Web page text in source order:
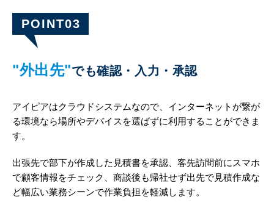
POINT03
"外出先"でも確認・入力・承認
アイピアはクラウドシステムなので、インターネットが繋が
る環境なら場所やデバイスを選ばずに利用することができま
す。
出張先で部下が作成した見積書を承認、客先訪問前にスマホ
で顧客情報をチェック、商談後も帰社せず出先で見積作成な
ど幅広い業務シーンで作業負担を軽減します。